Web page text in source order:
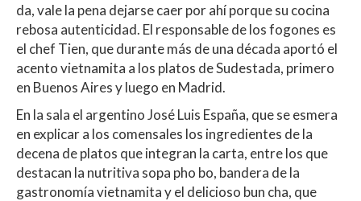
da, vale la pena dejarse caer por ahí porque su cocina
rebosa autenticidad. El responsable de los fogones es
el chef Tien, que durante más de una década aportó el
acento vietnamita a los platos de Sudestada, primero
en Buenos Aires y luego en Madrid.
En la sala el argentino José Luis España, que se esmera
en explicar a los comensales los ingredientes de la
decena de platos que integran la carta, entre los que
destacan la nutritiva sopa pho bo, bandera de la
gastronomía vietnamita y el delicioso bun cha, que